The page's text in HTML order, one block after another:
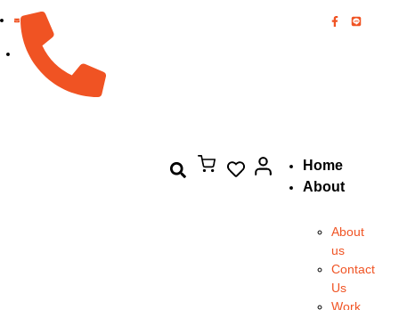
Home
About
About
us
Contact
Us
Work